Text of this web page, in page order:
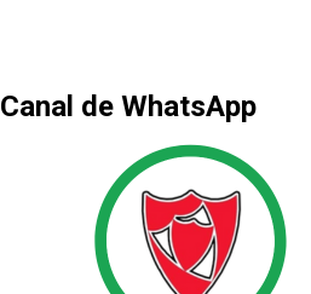
Canal de WhatsApp